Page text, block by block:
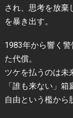
され、思考を放棄
を暴き出す。
1983年から響く
た代償。
ツケを払うのは未
「誰も来ない」
自由という檻から